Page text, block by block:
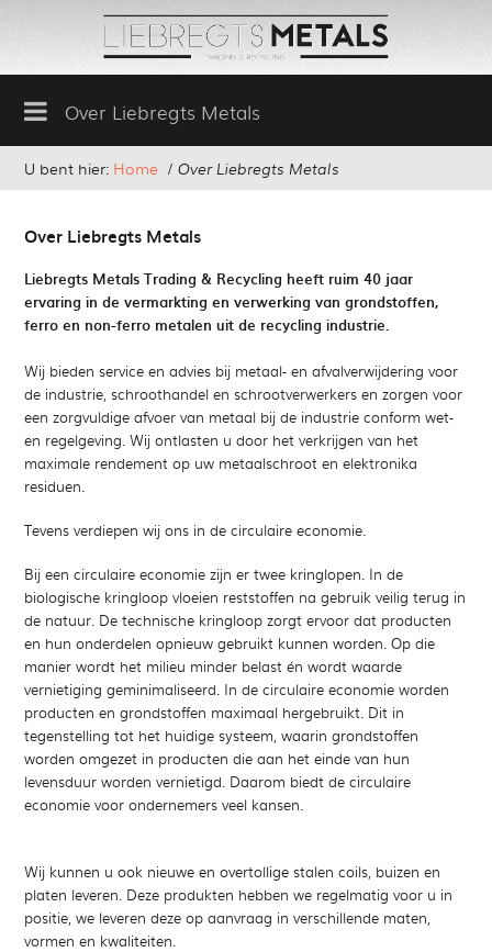
Over Liebregts Metals
U bent hier: Home /Over Liebregts Metals
Over Liebregts Metals
Liebregts Metals Trading & Recycling heeft ruim 40 jaar
ervaring in de vermarkting en verwerking van grondstoffen,
ferro en non-ferro metalen uit de recycling industrie.
Wij bieden service en advies bij metaal- en afvalverwijdering voor
de industrie, schroothandel en schrootverwerkers en zorgen voor
een zorgvuldige afvoer van metaal bij de industrie conform wet-
en regelgeving. Wij ontlasten u door het verkrijgen van het
maximale rendement op uw metaalschroot en elektronika
residuen.
Tevens verdiepen wij ons in de circulaire economie.
Bij een circulaire economie zijn er twee kringlopen. In de
biologische kringloop vloeien reststoffen na gebruik veilig terug in
de natuur. De technische kringloop zorgt ervoor dat producten
en hun onderdelen opnieuw gebruikt kunnen worden. Op die
manier wordt het milieu minder belast én wordt waarde
vernietiging geminimaliseerd. In de circulaire economie worden
producten en grondstoffen maximaal hergebruikt. Dit in
tegenstelling tot het huidige systeem, waarin grondstoffen
worden omgezet in producten die aan het einde van hun
levensduur worden vernietigd. Daarom biedt de circulaire
economie voor ondernemers veel kansen.
Wij kunnen u ook nieuwe en overtollige stalen coils, buizen en
platen leveren. Deze produkten hebben we regelmatig voor u in
positie, we leveren deze op aanvraag in verschillende maten,
vormen en kwaliteiten.